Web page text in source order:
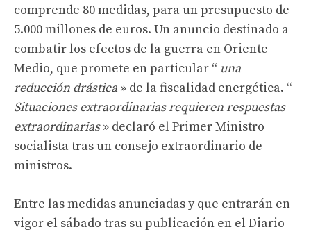
comprende 80 medidas, para un presupuesto de
5.000 millones de euros. Un anuncio destinado a
combatir los efectos de la guerra en Oriente
Medio, que promete en particular “ una
reducción drástica » de la fiscalidad energética. “
Situaciones extraordinarias requieren respuestas
extraordinarias» declaró el Primer Ministro
socialista tras un consejo extraordinario de
ministros.
Entre las medidas anunciadas y que entrarán en
vigor el sábado tras su publicación en el Diario